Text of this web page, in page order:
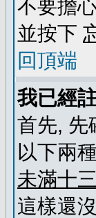
不要擔
並按下
回頂端
我已經
首先, 先
以下兩
未滿十
這樣還